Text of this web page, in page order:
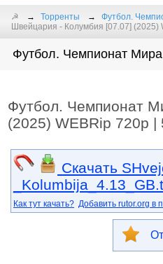
☭ Торренты Футбол.
Швейцария - Колумбия [07.07] (2025)
Футбол. Чемпионат
Футбол. Чемпионат
(2025) WEBRip 720p |
Скачать
Как тут качать? Добавить rutor.org в